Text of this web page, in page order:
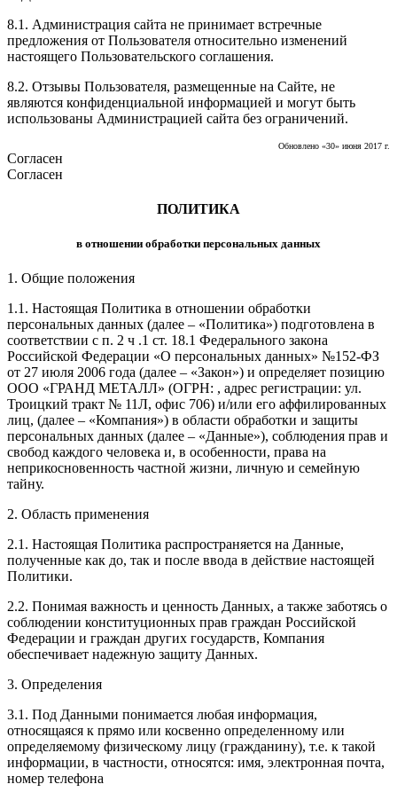
8.1. Администрация сайта не принимает встречные
предложения от Пользователя относительно изменений
настоящего Пользовательского соглашения.
8.2. Отзывы Пользователя, размещенные на Сайте, не
являются конфиденциальной информацией и могут быть
использованы Администрацией сайта без ограничений.
Обновлено «30» июня 2017 г.
Согласен
Согласен
ПОЛИТИКА
в отношении обработки персональных данных
1. Общие положения
1.1. Настоящая Политика в отношении обработки
персональных данных (далее – «Политика») подготовлена в
соответствии с п. 2 ч .1 ст. 18.1 Федерального закона
Российской Федерации «О персональных данных» №152-ФЗ
от 27 июля 2006 года (далее – «Закон») и определяет позицию
ООО «ГРАНД МЕТАЛЛ» (ОГРН: , адрес регистрации: ул.
Троицкий тракт № 11Л, офис 706) и/или его аффилированных
лиц, (далее – «Компания») в области обработки и защиты
персональных данных (далее – «Данные»), соблюдения прав и
свобод каждого человека и, в особенности, права на
неприкосновенность частной жизни, личную и семейную
тайну.
2. Область применения
2.1. Настоящая Политика распространяется на Данные,
полученные как до, так и после ввода в действие настоящей
Политики.
2.2. Понимая важность и ценность Данных, а также заботясь о
соблюдении конституционных прав граждан Российской
Федерации и граждан других государств, Компания
обеспечивает надежную защиту Данных.
3. Определения
3.1. Под Данными понимается любая информация,
относящаяся к прямо или косвенно определенному или
определяемому физическому лицу (гражданину), т.е. к такой
информации, в частности, относятся: имя, электронная почта,
номер телефона